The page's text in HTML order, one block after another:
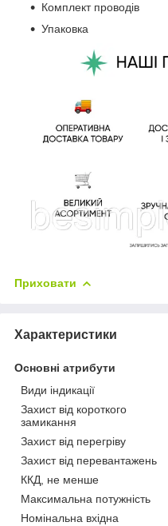
Комплект проводів
Упаковка
Приховати
Характеристики
Основні атрибути
Види індикації
Захист від короткого
замикання
Захист від перегріву
Захист від перевантажень
ККД, не менше
Максимальна потужність
Номінальна вхідна